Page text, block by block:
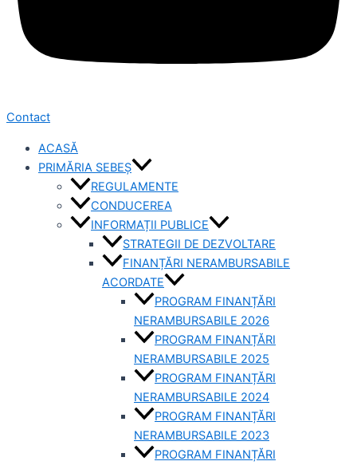
Contact
ACASĂ
PRIMĂRIA SEBEȘ
REGULAMENTE
CONDUCEREA
INFORMAȚII PUBLICE
STRATEGII DE DEZVOLTARE
FINANȚĂRI NERAMBURSABILE
ACORDATE
PROGRAM FINANȚĂRI
NERAMBURSABILE 2026
PROGRAM FINANȚĂRI
NERAMBURSABILE 2025
PROGRAM FINANȚĂRI
NERAMBURSABILE 2024
PROGRAM FINANȚĂRI
NERAMBURSABILE 2023
PROGRAM FINANȚĂRI